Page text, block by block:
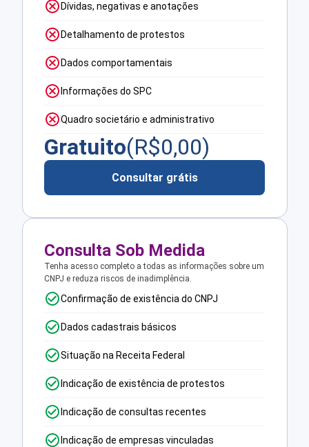
Dívidas, negativas e anotações
Detalhamento de protestos
Dados comportamentais
Informações do SPC
Quadro societário e administrativo
Gratuito(R$0,00)
Consultar grátis
Consulta Sob Medida
Tenha acesso completo a todas as informações sobre um
CNPJ e reduza riscos de inadimplência.
Confirmação de existência do CNPJ
Dados cadastrais básicos
Situação na Receita Federal
Indicação de existência de protestos
Indicação de consultas recentes
Indicação de empresas vinculadas